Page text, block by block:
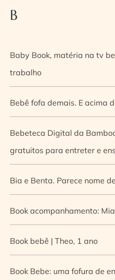
B
Baby Book, matéria na tv
trabalho
Bebê fofa demais. E acima
Bebeteca Digital da
gratuitos para entreter e
Bia e Benta. Parece nome
Book acompanhamento:
Book bebê | Theo, 1 ano
Book Bebe: uma fofura de